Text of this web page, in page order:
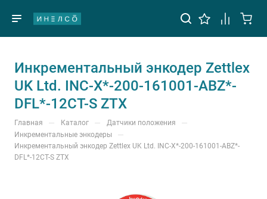
Инкрементальный энкодер Zettlex
UK Ltd. INC-X*-200-161001-ABZ*-
DFL*-12CT-S ZTX
Главная — Каталог — Датчики положения —
Инкрементальные энкодеры —
Инкрементальный энкодер Zettlex UK Ltd. INC-X*-200-161001-ABZ*-
DFL*-12CT-S ZTX